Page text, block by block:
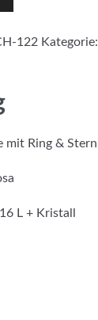
122 Kategorie:
mit Ring & Stern
L + Kristall